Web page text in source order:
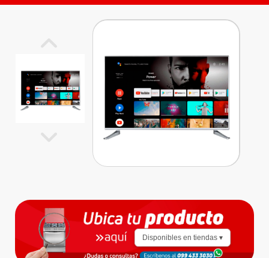
Disponibles en tiendas ▾